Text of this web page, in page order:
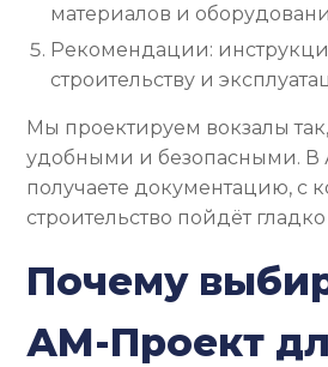
материалов и
Рекомендации:
строительству и
Мы проектируем вокзалы
удобными и безопасными. В
получаете документацию, с
строительство пойдёт гладко
Почему
АМ-Проект